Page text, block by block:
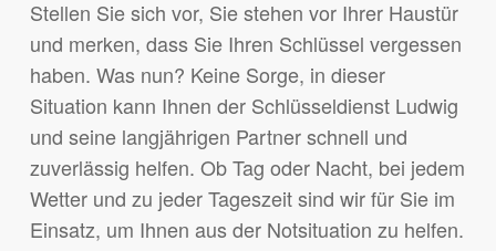
Stellen Sie sich vor, Sie stehen vor Ihrer Haustür
und merken, dass Sie Ihren Schlüssel vergessen
haben. Was nun? Keine Sorge, in dieser
Situation kann Ihnen der Schlüsseldienst Ludwig
und seine langjährigen Partner schnell und
zuverlässig helfen. Ob Tag oder Nacht, bei jedem
Wetter und zu jeder Tageszeit sind wir für Sie im
Einsatz, um Ihnen aus der Notsituation zu helfen.